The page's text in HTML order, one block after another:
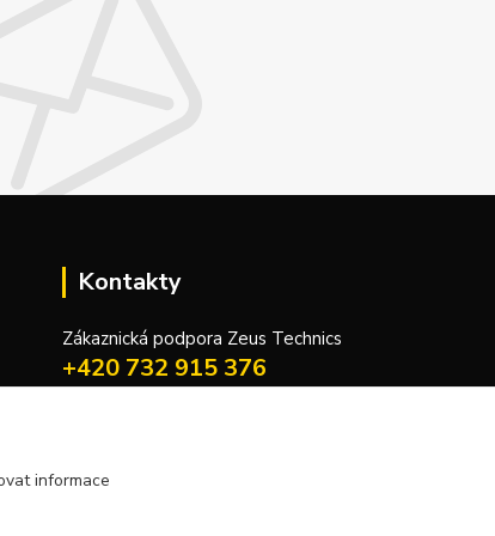
Kontakty
Zákaznická podpora Zeus Technics
+420 732 915 376
informace